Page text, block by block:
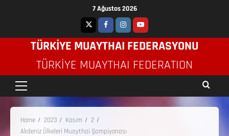
7 Ağustos 2026
TÜRKİYE MUAYTHAI FEDERASYONU
TÜRKIYE MUAYTHAI FEDERATION
Home 2023 Kasım
2
Akdeniz Ülkeleri Muaythai Şampiyonası